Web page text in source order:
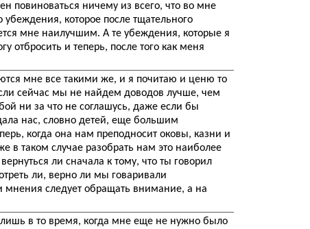
повиноваться ничему из всего, что во мне
убеждения, которое после тщательного
мне наилучшим. А те убеждения, которые я
отбросить и теперь, после того как меня
мне все такими же, и я почитаю и ценю то
сейчас мы не найдем доводов лучше, чем
ни за что не соглашусь, даже если бы
нас, словно детей, еще большим
когда она нам преподносит оковы, казни и
в таком случае разобрать нам это наиболее
ли сначала к тому, что ты говорил
ли, верно ли мы говаривали
мнения следует обращать внимание, а на
лишь в то время, когда мне еще не нужно было